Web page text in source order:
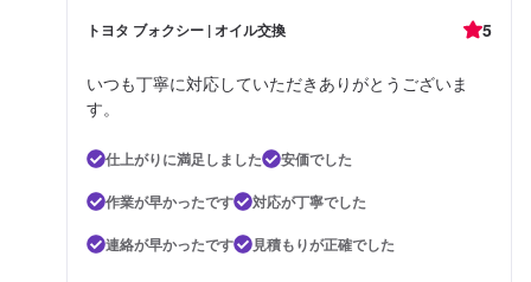
トヨタ ブォクシー | オイル交換 5
いつも丁寧に対応していただきありがとうございま
す。
仕上がりに満足しました
安価でした
作業が早かったです
対応が丁寧でした
連絡が早かったです
見積もりが正確でした